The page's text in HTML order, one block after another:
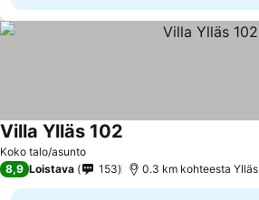
Koko talo/asunto
Villa Ylläs 102
8,9 Loistava 153 0.3 km kohteesta Ylläs